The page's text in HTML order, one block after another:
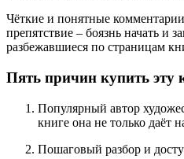
Чёткие и понятные комментарии
препятствие – боязнь начать и
разбежавшиеся по страницам
Пять причин купить эту
Популярный автор
книге она не только даёт
Пошаговый разбор и